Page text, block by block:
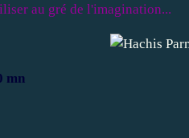
au gré de l'imagination...
mn